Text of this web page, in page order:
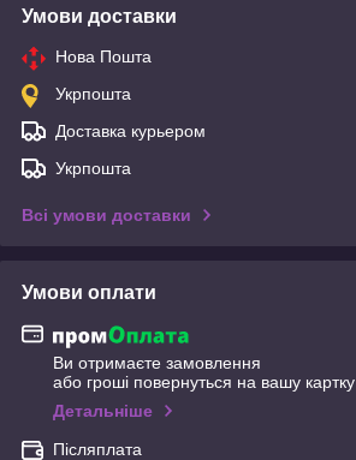
Умови доставки
Нова Пошта
Укрпошта
Доставка курьером
Укрпошта
Всі умови доставки
Умови оплати
Ви отримаєте замовлення
або гроші повернуться на вашу картку
Детальніше
Післяплата